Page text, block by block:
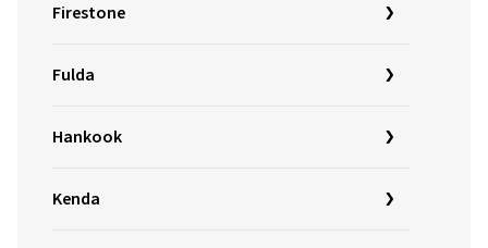
Firestone
Fulda
Hankook
Kenda